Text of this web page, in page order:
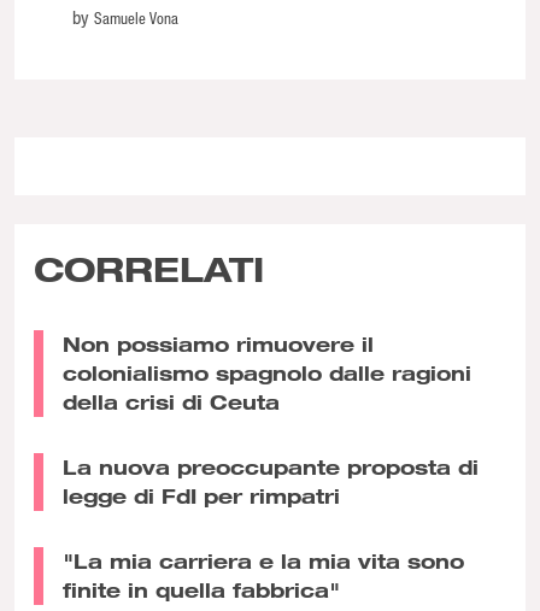
by Samuele Vona
CORRELATI
Non possiamo rimuovere il
colonialismo spagnolo dalle ragioni
della crisi di Ceuta
La nuova preoccupante proposta di
legge di FdI per rimpatri
"La mia carriera e la mia vita sono
finite in quella fabbrica"